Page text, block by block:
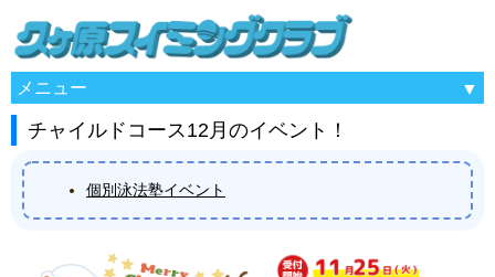
メニュー
チャイルドコース12月のイベント！
個別泳法塾イベント